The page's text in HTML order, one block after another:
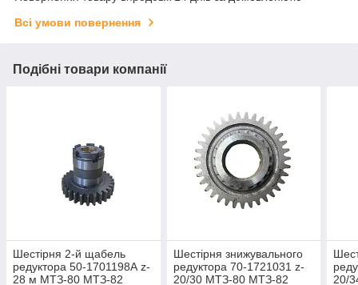
Всі умови повернення
Подібні товари компанії
Шестірня 2-й щабель
редуктора 50-1701198А z-
28 м МТЗ-80 МТЗ-82
Шестірня знижувального
редуктора 70-1721031 z-
20/30 МТЗ-80 МТЗ-82
20/